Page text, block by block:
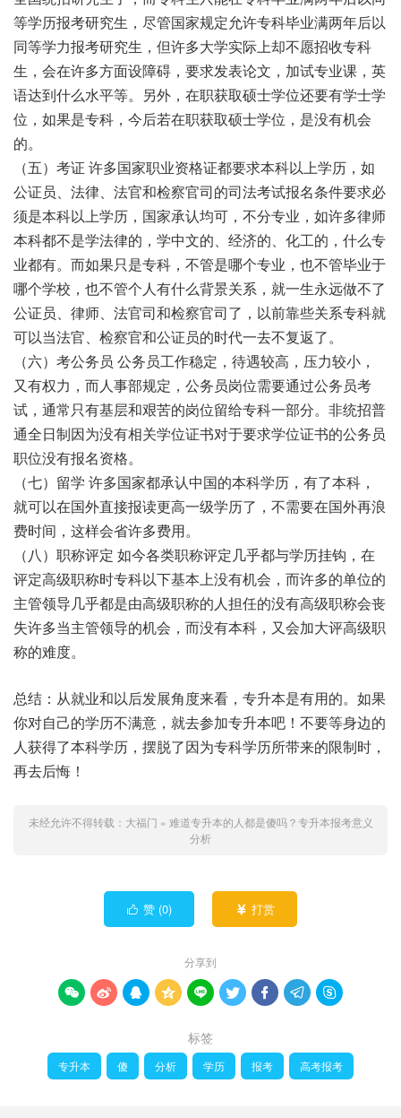
等学历报考研究生，尽管国家规定允许专科毕业满两年后以
同等学力报考研究生，但许多大学实际上却不愿招收专科
生，会在许多方面设障碍，要求发表论文，加试专业课，英
语达到什么水平等。另外，在职获取硕士学位还要有学士学
位，如果是专科，今后若在职获取硕士学位，是没有机会
的。
（五）考证 许多国家职业资格证都要求本科以上学历，如
公证员、法律、法官和检察官司的司法考试报名条件要求必
须是本科以上学历，国家承认均可，不分专业，如许多律师
本科都不是学法律的，学中文的、经济的、化工的，什么专
业都有。而如果只是专科，不管是哪个专业，也不管毕业于
哪个学校，也不管个人有什么背景关系，就一生永远做不了
公证员、律师、法官司和检察官司了，以前靠些关系专科就
可以当法官、检察官和公证员的时代一去不复返了。
（六）考公务员 公务员工作稳定，待遇较高，压力较小，
又有权力，而人事部规定，公务员岗位需要通过公务员考
试，通常只有基层和艰苦的岗位留给专科一部分。非统招普
通全日制因为没有相关学位证书对于要求学位证书的公务员
职位没有报名资格。
（七）留学 许多国家都承认中国的本科学历，有了本科，
就可以在国外直接报读更高一级学历了，不需要在国外再浪
费时间，这样会省许多费用。
（八）职称评定 如今各类职称评定几乎都与学历挂钩，在
评定高级职称时专科以下基本上没有机会，而许多的单位的
主管领导几乎都是由高级职称的人担任的没有高级职称会丧
失许多当主管领导的机会，而没有本科，又会加大评高级职
称的难度。
总结：从就业和以后发展角度来看，专升本是有用的。如果
你对自己的学历不满意，就去参加专升本吧！不要等身边的
人获得了本科学历，摆脱了因为专科学历所带来的限制时，
再去后悔！
未经允许不得转载： 大福门 » 难道专升本的人都是傻吗？专升本报考意义
分析
 赞 (0)  打赏
分享到
        
标签
专升本 傻 分析 学历 报考 高考报考